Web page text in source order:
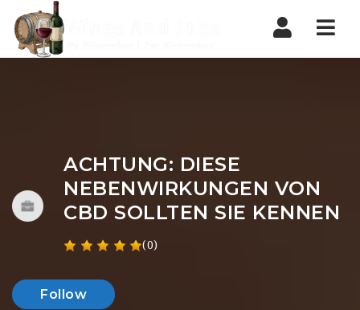
ACHTUNG: DIESE
NEBENWIRKUNGEN VON
CBD SOLLTEN SIE KENNEN
(0)
Follow